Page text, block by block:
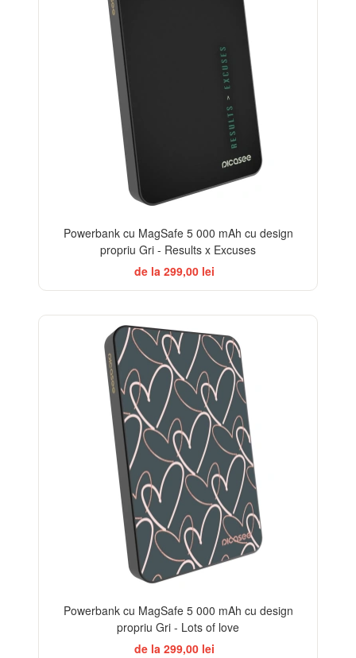
Powerbank cu MagSafe 5 000 mAh cu design
propriu Gri - Results x Excuses
de la 299,00 lei
Powerbank cu MagSafe 5 000 mAh cu design
propriu Gri - Lots of love
de la 299,00 lei